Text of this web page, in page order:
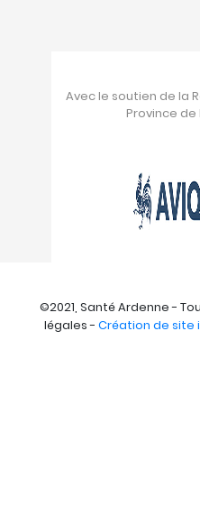
Avec le soutien de la
Province
©2021, Santé Ardenne -
légales - Création de site